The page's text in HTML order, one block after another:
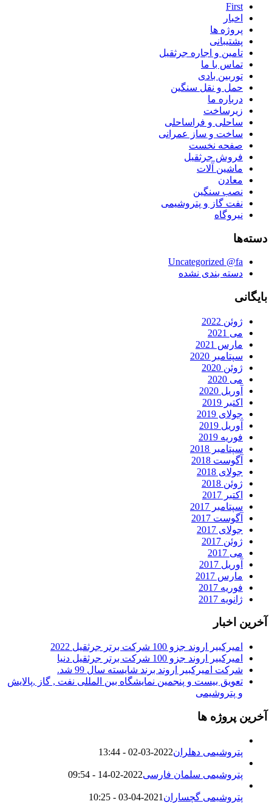
First
اخبار
پروژه ها
پشتیبانی
تامین و اجاره جرثقیل
تماس با ما
توربین بادی
حمل و نقل سنگین
درباره ما
زیرساخت
ساحلی و فراساحلی
ساخت و ساز عمرانی
صفحه نخست
فروش جرثقیل
ماشین آلات
معادن
نصب سنگین
نفت گاز و پتروشیمی
نیروگاه
دسته‌ها
Uncategorized @fa
دسته بندی نشده
بایگانی
ژوئن 2022
می 2021
مارس 2021
سپتامبر 2020
ژوئن 2020
می 2020
آوریل 2020
اکتبر 2019
جولای 2019
آوریل 2019
فوریه 2019
سپتامبر 2018
آگوست 2018
جولای 2018
ژوئن 2018
اکتبر 2017
سپتامبر 2017
آگوست 2017
جولای 2017
ژوئن 2017
می 2017
آوریل 2017
مارس 2017
فوریه 2017
ژانویه 2017
آخرین اخبار
امیرکبیر اروند جزو 100 شرکت برتر جرثقیل 2022
امیرکبیر اروند جزو 100 شرکت برتر جرثقیل دنیا
شرکت امیرکبیر اروند برند شایسته سال 99 شد.
تعویق بیست و پنجمین نمایشگاه بین المللی نفت , گاز ,پالایش
و پتروشیمی
آخرین پروژه ها
پتروشیمی دهلران2022-03-02 - 13:44
پتروشیمی سلمان فارسی2022-02-14 - 09:54
پتروشیمی گچساران 2021-04-03 - 10:25